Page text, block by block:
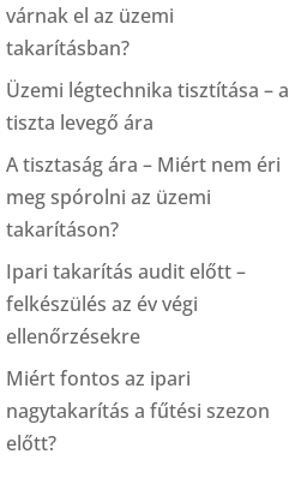
várnak el az üzemi
takarításban?
Üzemi légtechnika tisztítása – a
tiszta levegő ára
A tisztaság ára – Miért nem éri
meg spórolni az üzemi
takarításon?
Ipari takarítás audit előtt –
felkészülés az év végi
ellenőrzésekre
Miért fontos az ipari
nagytakarítás a fűtési szezon
előtt?